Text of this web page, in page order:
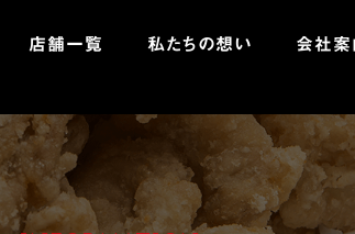
店舗一覧 私たちの想い 会社案